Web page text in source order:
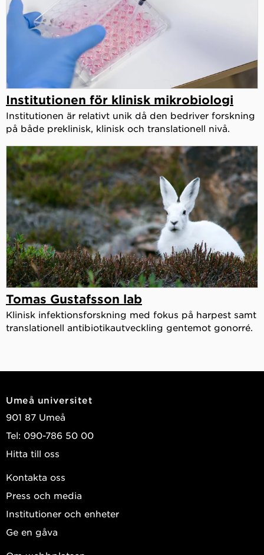
Institutionen för klinisk mikrobiologi
Institutionen är relativt unik då den bedriver forskning
på både preklinisk, klinisk och translationell nivå.
Tomas Gustafsson lab
Klinisk infektionsforskning med fokus på harpest samt
translationell antibiotikautveckling gentemot gonorré.
Umeå universitet
901 87 Umeå
Tel: 090-786 50 00
Hitta till oss
Kontakta oss
Press och media
Institutioner och enheter
Ge en gåva